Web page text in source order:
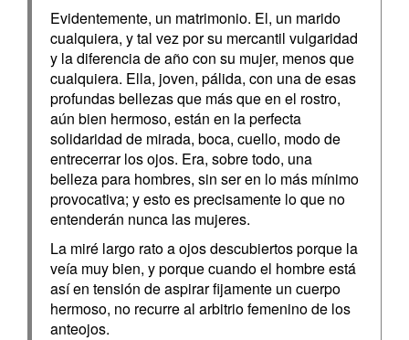
Evidentemente, un matrimonio. El, un marido
cualquiera, y tal vez por su mercantil vulgaridad
y la diferencia de año con su mujer, menos que
cualquiera. Ella, joven, pálida, con una de esas
profundas bellezas que más que en el rostro,
aún bien hermoso, están en la perfecta
solidaridad de mirada, boca, cuello, modo de
entrecerrar los ojos. Era, sobre todo, una
belleza para hombres, sin ser en lo más mínimo
provocativa; y esto es precisamente lo que no
entenderán nunca las mujeres.
La miré largo rato a ojos descubiertos porque la
veía muy bien, y porque cuando el hombre está
así en tensión de aspirar fijamente un cuerpo
hermoso, no recurre al arbitrio femenino de los
anteojos.